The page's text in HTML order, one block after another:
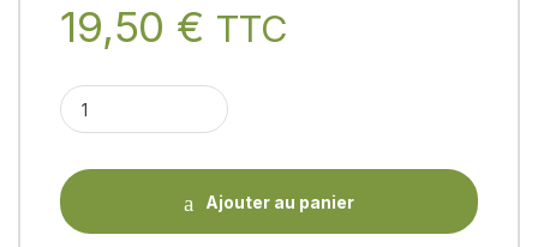
19,50 € TTC
GUGGUL PLUS (Ortho Vedam) 90 comprimés (700mg)
Ajouter au panier